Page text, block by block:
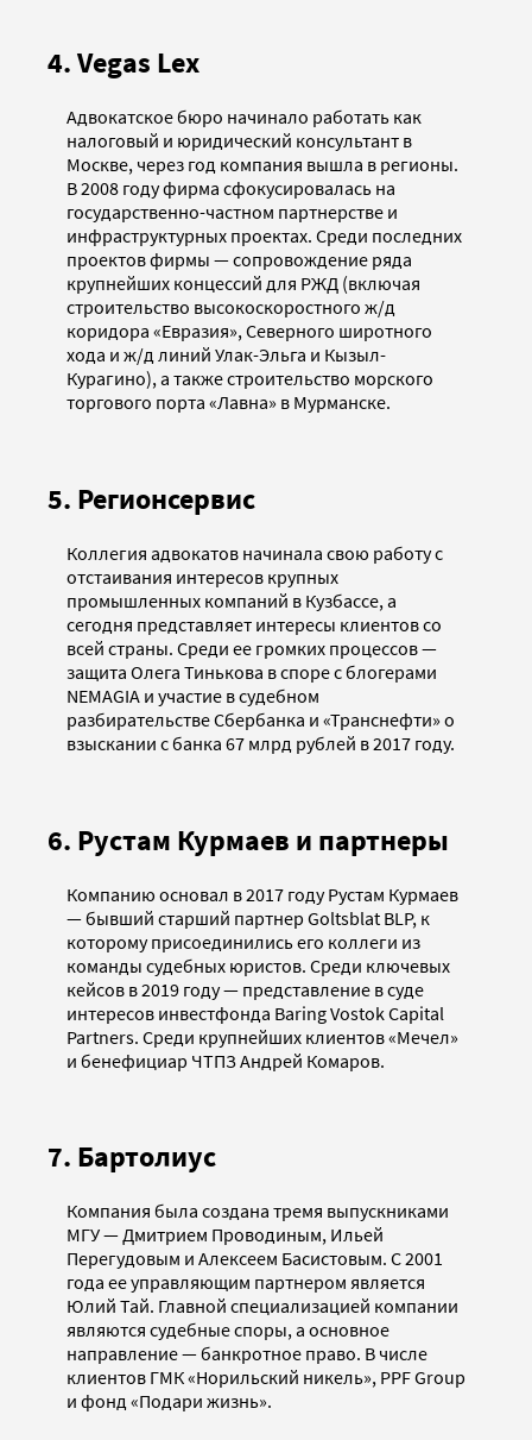
4. Vegas Lex
Адвокатское бюро начинало работать как
налоговый и юридический консультант в
Москве, через год компания вышла в регионы.
В 2008 году фирма сфокусировалась на
государственно-частном партнерстве и
инфраструктурных проектах. Среди последних
проектов фирмы — сопровождение ряда
крупнейших концессий для РЖД (включая
строительство высокоскоростного ж/д
коридора «Евразия», Северного широтного
хода и ж/д линий Улак-Эльга и Кызыл-
Курагино), а также строительство морского
торгового порта «Лавна» в Мурманске.
5. Регионсервис
Коллегия адвокатов начинала свою работу с
отстаивания интересов крупных
промышленных компаний в Кузбассе, а
сегодня представляет интересы клиентов со
всей страны. Среди ее громких процессов —
защита Олега Тинькова в споре с блогерами
NEMAGIA и участие в судебном
разбирательстве Сбербанка и «Транснефти» о
взыскании с банка 67 млрд рублей в 2017 году.
6. Рустам Курмаев и партнеры
Компанию основал в 2017 году Рустам Курмаев
— бывший старший партнер Goltsblat BLP, к
которому присоединились его коллеги из
команды судебных юристов. Среди ключевых
кейсов в 2019 году — представление в суде
интересов инвестфонда Baring Vostok Capital
Partners. Среди крупнейших клиентов «Мечел»
и бенефициар ЧТПЗ Андрей Комаров.
7. Бартолиус
Компания была создана тремя выпускниками
МГУ — Дмитрием Проводиным, Ильей
Перегудовым и Алексеем Басистовым. С 2001
года ее управляющим партнером является
Юлий Тай. Главной специализацией компании
являются судебные споры, а основное
направление — банкротное право. В числе
клиентов ГМК «Норильский никель», PPF Group
и фонд «Подари жизнь».